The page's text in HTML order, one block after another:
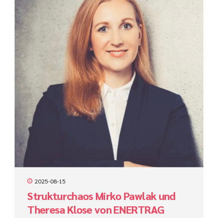
Integration. Was so einfach klingt, ist in vielen Unternehmen
eine große Herausforderung. Zwar stehen heute
leistungsfähige Tools zur Verfügung – doch der Unterschied
entsteht dort, wo Prozesse konsequent verstanden,
abgestimmt und sinnvoll automatisiert...
2025-08-15
Strukturchaos Mirko Pawlak und
Theresa Klose von ENERTRAG